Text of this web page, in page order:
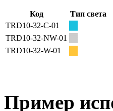
Код Тип света
TRD10-32-C-01
TRD10-32-NW-01
TRD10-32-W-01
Пример